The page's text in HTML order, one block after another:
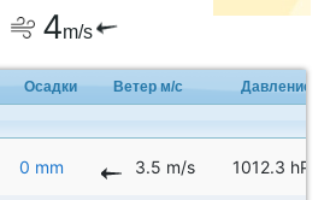
4m/s
Осадки Ветер м/с Давление
0 mm 3.5 m/s 1012.3 hPa